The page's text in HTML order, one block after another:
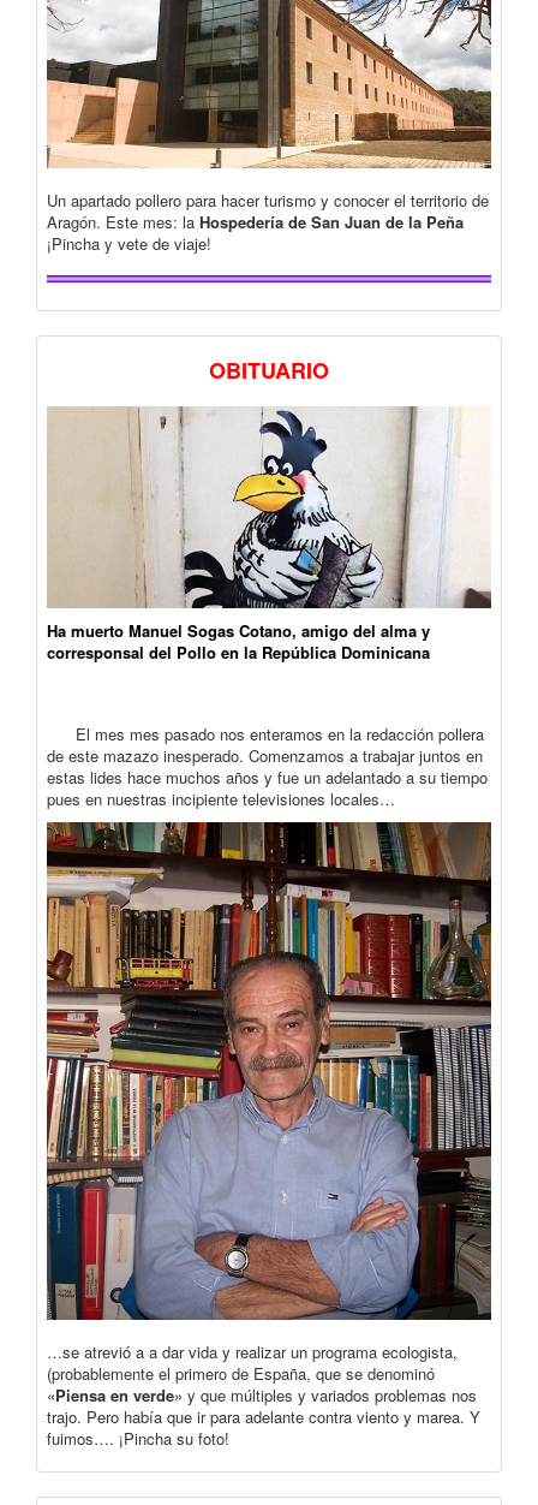
Un apartado pollero para hacer turismo y conocer el territorio de
Aragón. Este mes: la Hospedería de San Juan de la Peña
¡Pincha y vete de viaje!
OBITUARIO
Ha muerto Manuel Sogas Cotano, amigo del alma y
corresponsal del Pollo en la República Dominicana
El mes mes pasado nos enteramos en la redacción pollera
de este mazazo inesperado. Comenzamos a trabajar juntos en
estas lides hace muchos años y fue un adelantado a su tiempo
pues en nuestras incipiente televisiones locales…
…se atrevió a a dar vida y realizar un programa ecologista,
(probablemente el primero de España, que se denominó
«Piensa en verde» y que múltiples y variados problemas nos
trajo. Pero había que ir para adelante contra viento y marea. Y
fuimos…. ¡Pincha su foto!